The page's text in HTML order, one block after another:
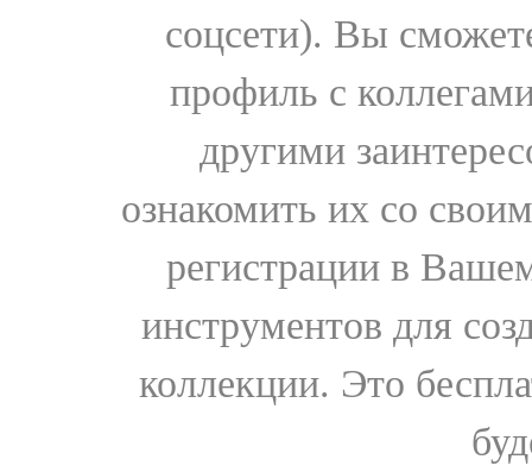
соцсети). Вы
профиль с
другими
ознакомить их со
регистрации в
инструментов для
коллекции. Это